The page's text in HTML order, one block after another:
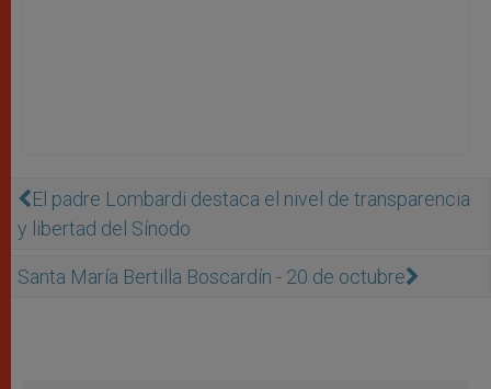
El padre Lombardi destaca el nivel de transparencia
y libertad del Sí­nodo
Santa María Bertilla Boscardín - 20 de octubre